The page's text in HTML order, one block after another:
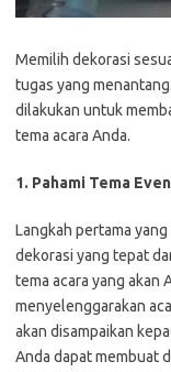
Memilih dekorasi
tugas yang
dilakukan untuk
tema acara Anda.
1. Pahami Tema
Langkah pertama
dekorasi yang tepat
tema acara yang akan
menyelenggarakan
akan disampaikan
Anda dapat membuat